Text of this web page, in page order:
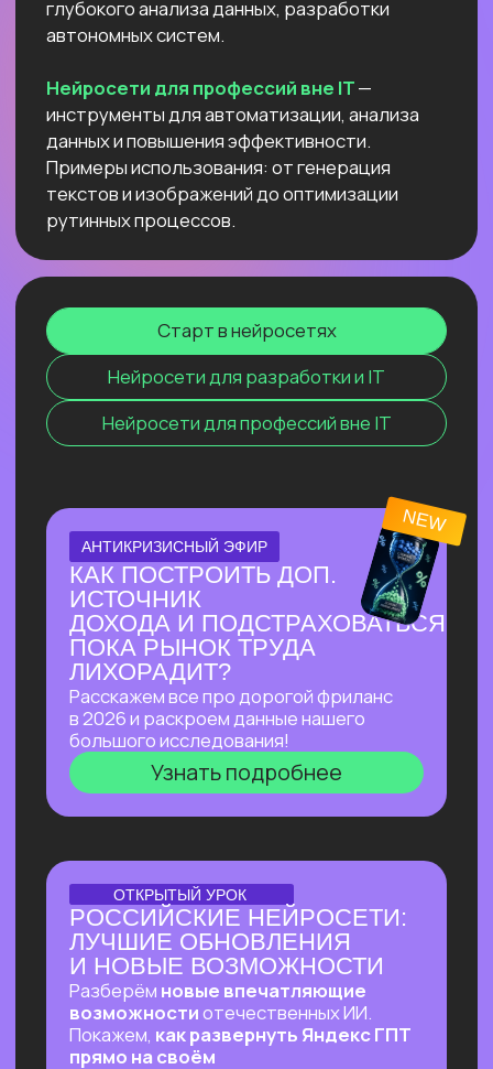
И НОВЫЕ ВОЗМОЖНОСТИ
Разберём
возможностиотечественных ИИ.
компьютереи не переживать
о безопасности данных и плохом
интернете
Узнать подробнее
ОНЛАЙН-ПРАКТИКУМ
визуального контента с 0, без бюджета
⚡ На практике разберём, как быстро
генерировать визуал под свои задачи с
помощью Перплексити и других
нейросетей.
Узнать подробнее
НОВЫЙ ПРАКТИКУМ
ПО КИТАЙСКИМ
НЕЙРОСЕТЯМ
Покажем лучшие модели, которые
обходят лидеров рынка
Узнать подробнее
ПЕРВЫЙ ОНЛАЙН-ПРАКТИКУМ
ПО ИИ-ЭКОСИСТЕМЕ
GOOGLE В РУССКОЯЗЫЧНОМ
ПРОСТРАНСТВЕ
В прямом эфире покажем, как
автоматизировать ежедневные
процессы в гугл-таблицах
и документах, как создавать из них
полный цикл контента — от текстов
до видеопрезентаций и аудиподкастов
Узнать подробнее
ОНЛАЙН-ПРАКТИКУМ
ВАЙБ-ПРАКТИКУМ
ПО ВАЙБ-КОДИНГУ
Собираем ИИ-агента, который в режиме
реального времени разбирает почту,
отвечает на письма, уведомляет